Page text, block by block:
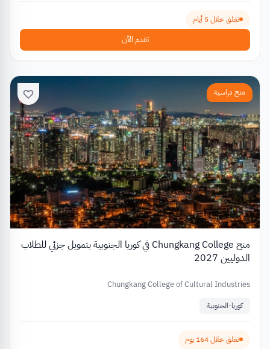
تغلق خلال 5 أيام
تقدم الآن
منح دراسية
منح Chungkang College في كوريا الجنوبية بتمويل جزئي للطلاب
الدوليين 2027
Chungkang College of Cultural Industries
كوريا-الجنوبية
تغلق خلال 164 يوم